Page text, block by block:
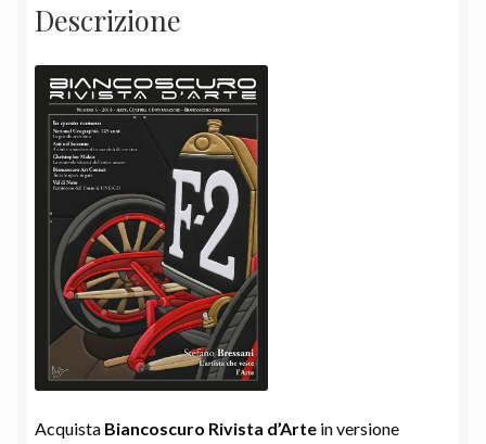
Descrizione
Acquista Biancoscuro Rivista d’Arte in versione